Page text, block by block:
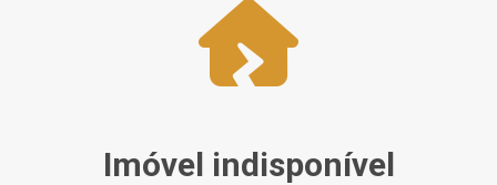
Imóvel indisponível